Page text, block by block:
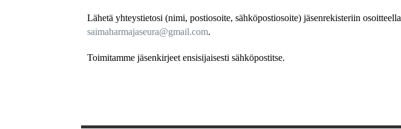
Lähetä yhteystietosi (nimi, postiosoite, sähköpostiosoite) jäsenrekisteriin osoitteella
saimaharmajaseura@gmail.com.
Toimitamme jäsenkirjeet ensisijaisesti sähköpostitse.